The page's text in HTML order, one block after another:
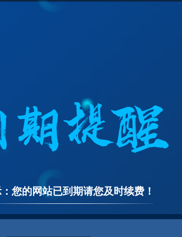
您的网站已到期请您及时续费！